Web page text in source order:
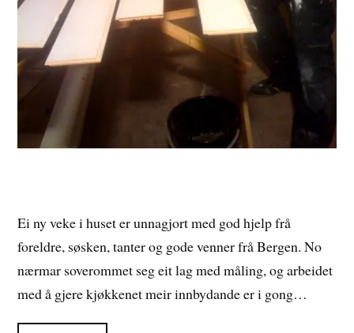
Ei ny veke i huset er unnagjort med god hjelp frå
foreldre, søsken, tanter og gode venner frå Bergen. No
nærmar soverommet seg eit lag med måling, og arbeidet
med å gjere kjøkkenet meir innbydande er i gong…